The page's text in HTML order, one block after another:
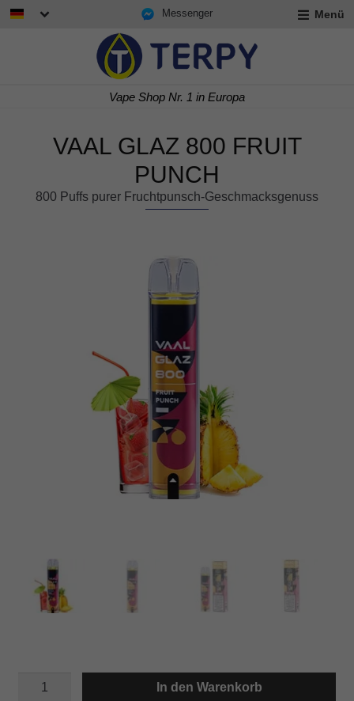
Messenger Menü
Vape Shop Nr. 1 in Europa
VAAL GLAZ 800 FRUIT
PUNCH
800 Puffs purer Fruchtpunsch-Geschmacksgenuss
GLAZ
In den Warenkorb